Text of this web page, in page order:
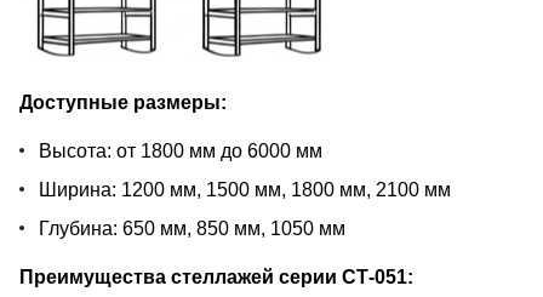
Доступные размеры:
Высота: от 1800 мм до 6000 мм
Ширина: 1200 мм, 1500 мм, 1800 мм, 2100 мм
Глубина: 650 мм, 850 мм, 1050 мм
Преимущества стеллажей серии СТ-051: